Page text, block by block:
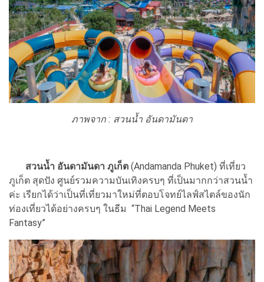
ภาพจาก : สวนน้ำ อันดามันดา
สวนน้ำ อันดามันดา ภูเก็ต (Andamanda Phuket) ที่เที่ยว
ภูเก็ต สุดปัง ศูนย์รวมความบันเทิงครบๆ ที่เป็นมากกว่าสวนน้ำ
ค่ะ เรียกได้ว่าเป็นที่เที่ยวมาใหม่ที่ตอบโจทย์ไลฟ์สไตล์ของนัก
ท่องเที่ยวได้อย่างครบๆ ในธีม “Thai Legend Meets
Fantasy”